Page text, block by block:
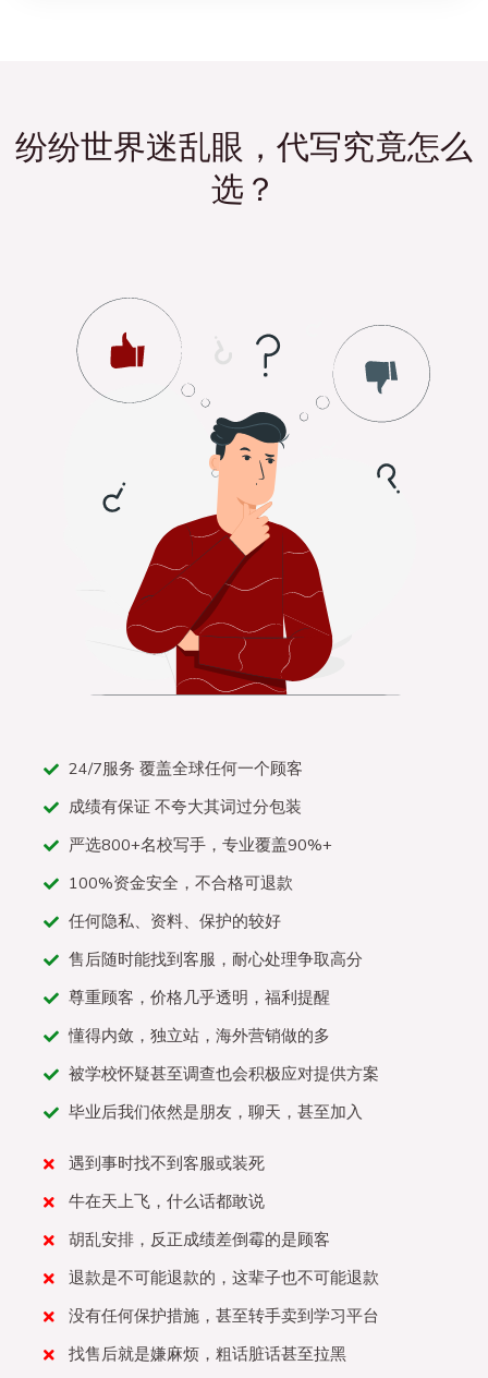
纷纷世界迷乱眼，代写究竟怎么
选？
24/7服务 覆盖全球任何一个顾客
成绩有保证 不夸大其词过分包装
严选800+名校写手，专业覆盖90%+
100%资金安全，不合格可退款
任何隐私、资料、保护的较好
售后随时能找到客服，耐心处理争取高分
尊重顾客，价格几乎透明，福利提醒
懂得内敛，独立站，海外营销做的多
被学校怀疑甚至调查也会积极应对提供方案
毕业后我们依然是朋友，聊天，甚至加入
遇到事时找不到客服或装死
牛在天上飞，什么话都敢说
胡乱安排，反正成绩差倒霉的是顾客
退款是不可能退款的，这辈子也不可能退款
没有任何保护措施，甚至转手卖到学习平台
找售后就是嫌麻烦，粗话脏话甚至拉黑